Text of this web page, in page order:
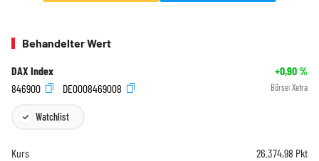
Behandelter Wert
DAX Index +0,90%
846900
DE0008469008 Börse: Xetra
Watchlist
Kurs 26.374,98 Pkt